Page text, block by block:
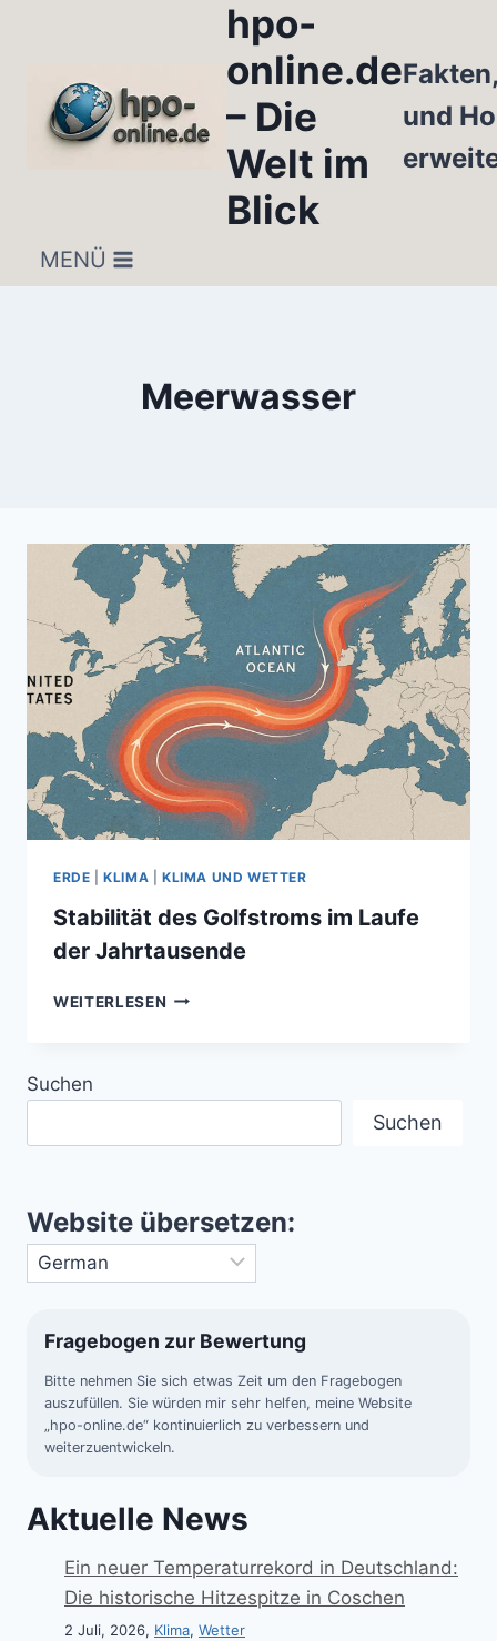
hpo-
online.de
– Die
Welt im
Blick
und
MENÜ
Meerwasser
ERDE |KLIMA KLIMA UND WETTER
Stabilität des Golfstroms im Laufe
der Jahrtausende
WEITERLESEN STABILITÄT
Suchen
Suchen
Website übersetzen:
Fragebogen zur Bewertung
Bitte nehmen Sie sich etwas Zeit um den Fragebogen
auszufüllen. Sie würden mir sehr helfen, meine Website
„hpo-online.de“ kontinuierlich zu verbessern und
weiterzuentwickeln.
Aktuelle News
Ein neuer Temperaturrekord in Deutschland:
Die historische Hitzespitze in Coschen
2 Juli, 2026, Klima, Wetter